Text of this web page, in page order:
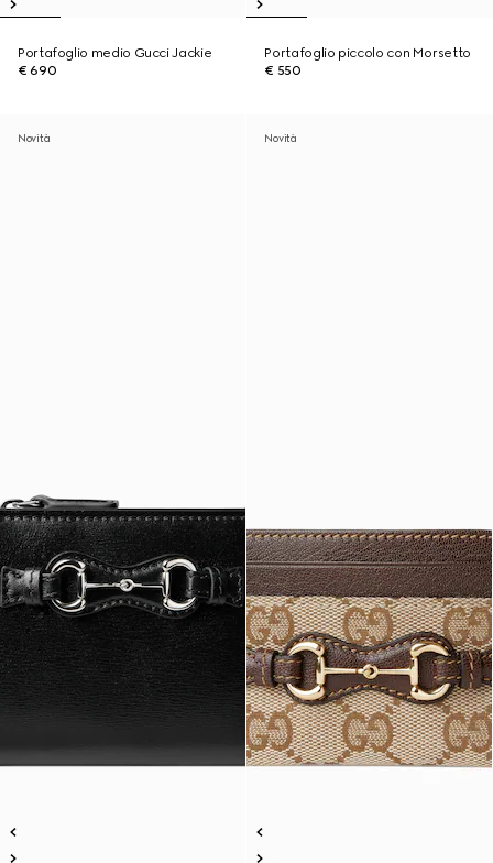
Portafoglio medio Gucci Jackie
€ 690
Portafoglio piccolo con Morsetto
€ 550
Novità Novità